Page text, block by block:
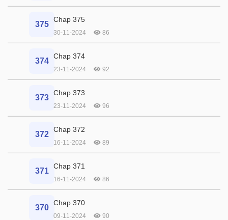
375
Chap 375
30-11-2024 86
374
Chap 374
23-11-2024 92
373
Chap 373
23-11-2024 96
372
Chap 372
16-11-2024 89
371
Chap 371
16-11-2024 86
370
Chap 370
09-11-2024 90